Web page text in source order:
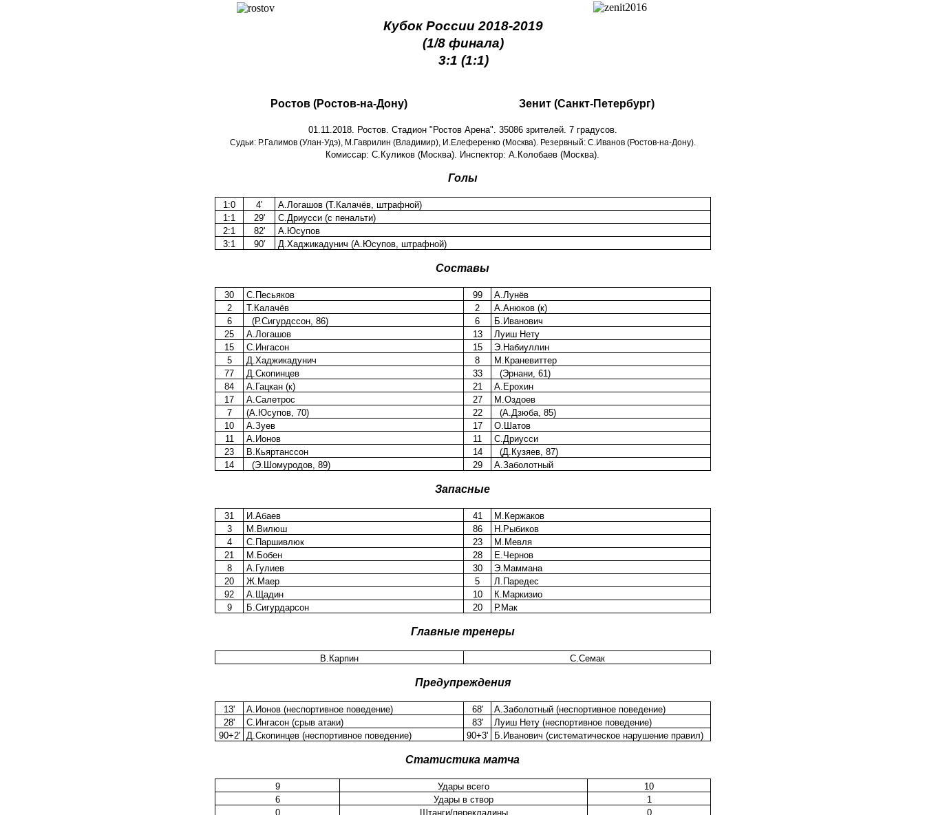
Кубок России 2018-2019
(1/8 финала)
3:1 (1:1)
Ростов (Ростов-на-Дону) Зенит (Санкт-Петербург)
01.11.2018. Ростов. Стадион "Ростов Арена". 35086 зрителей. 7 градусов.
Судьи: Р.Галимов (Улан-Удэ), М.Гаврилин (Владимир), И.Елеференко (Москва). Резервный: С.Иванов (Ростов-на-Дону).
Комиссар: С.Куликов (Москва). Инспектор: А.Колобаев (Москва).
Голы
1:0 4'
А.Логашов (Т.Калачёв, штрафной)
1:1
29'
С.Дриусси (с пенальти)
2:1
82'
А.Юсупов
3:1
90' Д.Хаджикадунич (А.Юсупов, штрафной)
Составы
30 С.Песьяков 99
А.Лунёв
2
Т.Калачёв 2
А.Анюков (к)
6
(Р.Сигурдссон, 86) 6
Б.Иванович
25
А.Логашов 13
Луиш Нету
15
С.Ингасон 15
Э.Набиуллин
5
Д.Хаджикадунич 8
М.Краневиттер
77
Д.Скопинцев 33
(Эрнани, 61)
84
А.Гацкан (к) 21
А.Ерохин
17
А.Салетрос 27
М.Оздоев
7
(А.Юсупов, 70) 22
(А.Дзюба, 85)
10
А.Зуев 17
О.Шатов
11
А.Ионов 11
С.Дриусси
23
В.Кьяртанссон 14
(Д.Кузяев, 87)
14
(Э.Шомуродов, 89) 29 А.Заболотный
Запасные
31 И.Абаев 41
М.Кержаков
3
М.Вилюш 86
Н.Рыбиков
4
С.Паршивлюк 23
М.Мевля
21
М.Бобен 28
Е.Чернов
8
А.Гулиев 30
Э.Маммана
20
Ж.Маер 5
Л.Паредес
92
А.Щадин 10
К.Маркизио
9
Б.Сигурдарсон 20 Р.Мак
Главные тренеры
В.Карпин С.Семак
Предупреждения
13' А.Ионов (неспортивное поведение) 68'
А.Заболотный (неспортивное поведение)
28'
С.Ингасон (срыв атаки) 83'
Луиш Нету (неспортивное поведение)
90+2'
Д.Скопинцев (неспортивное поведение) 90+3' Б.Иванович (систематическое нарушение правил)
Статистика матча
9 Удары всего
10
6
Удары в створ
1
0
Штанги/перекладины 0